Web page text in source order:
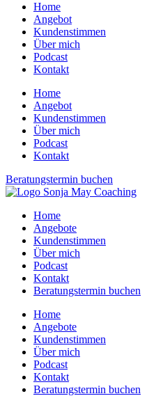
Home
Angebot
Kundenstimmen
Über mich
Podcast
Kontakt
Home
Angebot
Kundenstimmen
Über mich
Podcast
Kontakt
Beratungstermin buchen
Home
Angebote
Kundenstimmen
Über mich
Podcast
Kontakt
Beratungstermin buchen
Home
Angebote
Kundenstimmen
Über mich
Podcast
Kontakt
Beratungstermin buchen